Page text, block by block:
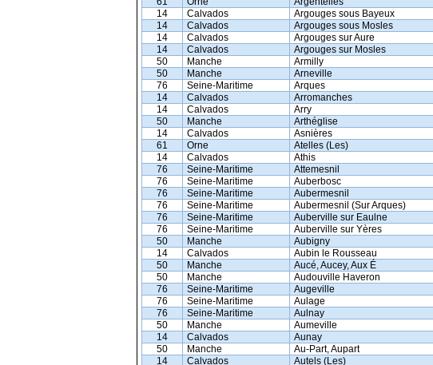
14
Calvados Argouges sous Bayeux
14
Calvados Argouges sous Mosles
14
Calvados Argouges sur Aure
14
Calvados Argouges sur Mosles
50
Manche Armilly
50
Manche Arneville
76
Seine-Maritime Arques
14
Calvados Arromanches
14
Calvados Arry
50
Manche Arthéglise
14
Calvados Asnières
61
Orne Atelles (Les)
14
Calvados Athis
76
Seine-Maritime Attemesnil
76
Seine-Maritime Auberbosc
76
Seine-Maritime Aubermesnil
76
Seine-Maritime Aubermesnil (Sur Arques)
76
Seine-Maritime Auberville sur Eaulne
76
Seine-Maritime Auberville sur Yères
50
Manche Aubigny
14
Calvados Aubin le Rousseau
50
Manche Aucé, Aucey, Aux É
50
Manche Audouville Haveron
76
Seine-Maritime Augeville
76
Seine-Maritime Aulage
76
Seine-Maritime Aulnay
50
Manche Aumeville
14
Calvados Aunay
50
Manche Au-Part, Aupart
14
Calvados Autels (Les)